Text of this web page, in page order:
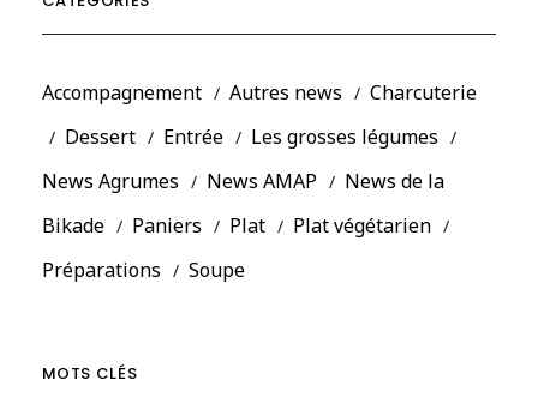
Accompagnement Autres news
Charcuterie
Dessert
Entrée
Les grosses légumes
News Agrumes
News AMAP
News de la
Bikade
Paniers Plat
Plat végétarien
Préparations
Soupe
MOTS CLÉS